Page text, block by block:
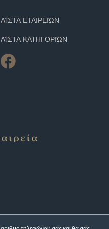
ΛΊΣΤΑ ΕΤΑΙΡΕΙΏΝ
ΛΊΣΤΑ ΚΑΤΗΓΟΡΙΏΝ